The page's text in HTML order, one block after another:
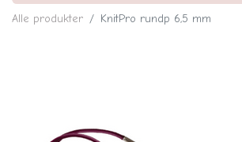
Alle produkter KnitPro rundp 6,5 mm